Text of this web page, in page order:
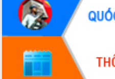
Họp báo thông tin về Hội nghị Công bố
Quy hoạch và Xúc tiến đầu tư tỉnh Đắk
Khơi thông điểm nghẽn, đẩy nhanh
giải ngân vốn khắc phục thiên tai
HĐND tỉnh thông qua điều chỉnh Quy
hoạch tỉnh thời kỳ 2021-2030